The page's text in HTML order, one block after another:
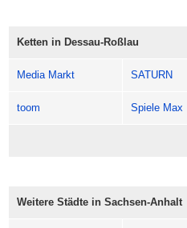
Öffnungszeiten: meist 13:00
Ketten in Dessau-Roßlau
Media Markt SATURN
toom Spiele Max
Weitere Städte in Sachsen-Anhalt